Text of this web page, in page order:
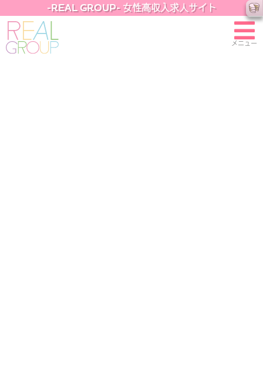
-REAL GROUP- 女性高収入求人サイト
メニュー